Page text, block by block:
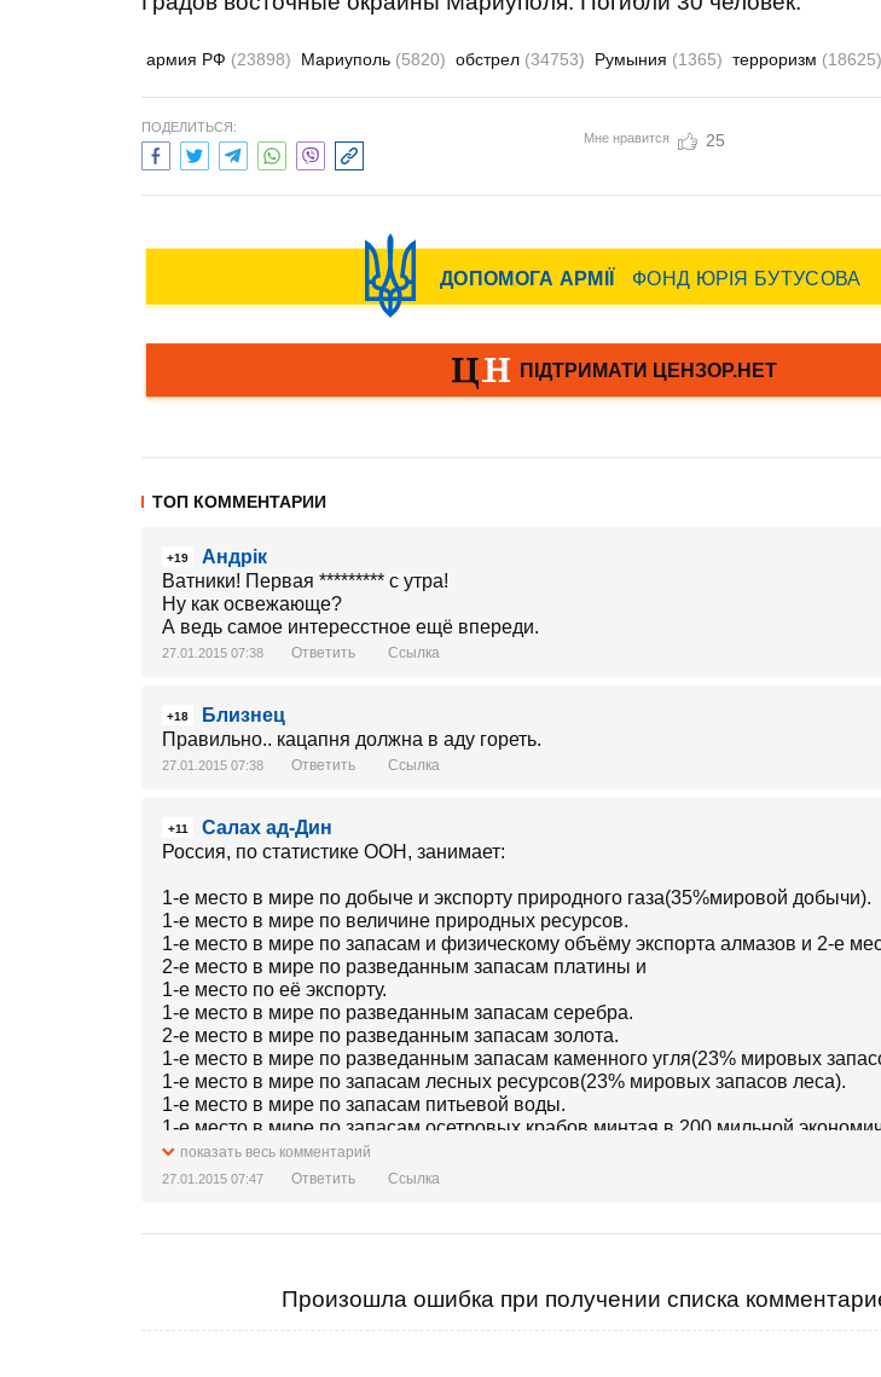
армия РФ (23898) Мариуполь (5820) обстрел (34753) Румыния (1365) терроризм (18625)
ПОДЕЛИТЬСЯ:
Мне нравится 25
ТОП КОММЕНТАРИИ
+19
Андрік
Ватники! Первая ********* с утра!
Ну как освежающе?
А ведь самое интересстное ещё впереди.
27.01.2015 07:38 Ответить Ссылка
+18
Близнец
Правильно.. кацапня должна в аду гореть.
27.01.2015 07:38 Ответить Ссылка
+11
Салах ад-Дин
Россия, по статистике ООН, занимает:
1-е место в мире по добыче и экспорту природного газа(35%мировой добычи).
1-е место в мире по величине природных ресурсов.
1-е место в мире по запасам и физическому объёму экспорта алмазов и 2-е
2-е место в мире по разведанным запасам платины и
1-е место по её экспорту.
1-е место в мире по разведанным запасам серебра.
2-е место в мире по разведанным запасам золота.
1-е место в мире по разведанным запасам каменного угля(23% мировых
1-е место в мире по запасам лесных ресурсов(23% мировых запасов леса).
1-е место в мире по запасам питьевой воды.
1-е место в мире по запасам осетровых,крабов,минтая в 200 мильной
1-е место в мире по разведанным запасам олова,цинка,титания, ниобия.
1-е место в мире по экспорту азотных удобрений.
долларовых миллиардеров (после США).
Социальные показатели:
показать весь комментарий
27.01.2015 07:47 Ответить Ссылка
Произошла ошибка при получении списка